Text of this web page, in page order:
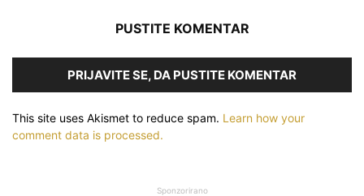
PUSTITE KOMENTAR
PRIJAVITE SE, DA PUSTITE KOMENTAR
This site uses Akismet to reduce spam. Learn how your
comment data is processed.
Sponzorirano